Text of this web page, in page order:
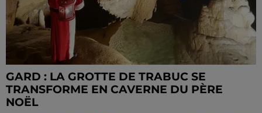
GARD : LA GROTTE DE TRABUC SE
TRANSFORME EN CAVERNE DU PÈRE
NOËL